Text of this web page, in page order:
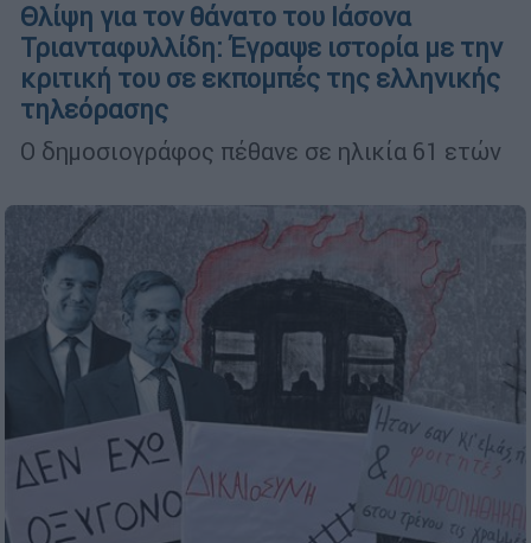
Θλίψη για τον θάνατο του Ιάσονα
Τριανταφυλλίδη: Έγραψε ιστορία με την
κριτική του σε εκπομπές της ελληνικής
τηλεόρασης
O δημοσιογράφος πέθανε σε ηλικία 61 ετών